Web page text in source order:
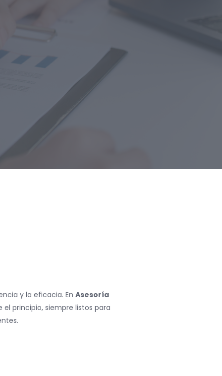
y la eficacia. En Asesoría
principio, siempre listos para